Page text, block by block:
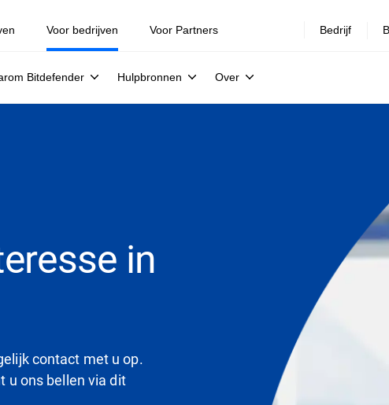
Voor bedrijven
Bitdefender Hulpbronnen Over
Voor Partners Bedrijf
in
contact met u op.
u ons bellen via dit